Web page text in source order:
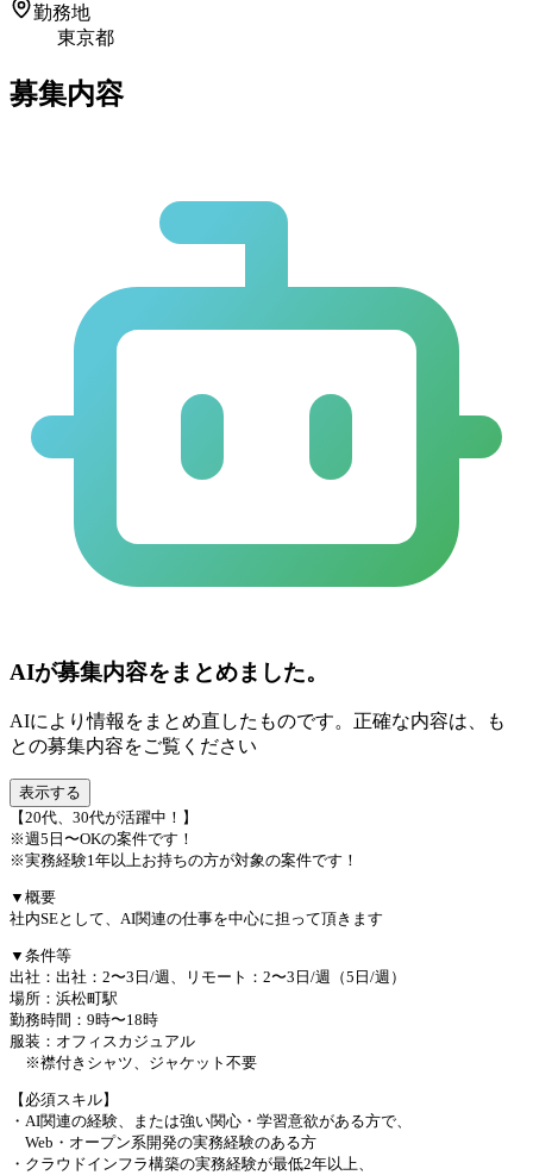
勤務地
東京都
募集内容
AIが募集内容をまとめました。
AIにより情報をまとめ直したものです。正確な内容は、も
との募集内容をご覧ください
表示する
【20代、30代が活躍中！】
※週5日〜OKの案件です！
※実務経験1年以上お持ちの方が対象の案件です！
▼概要
社内SEとして、AI関連の仕事を中心に担って頂きます
▼条件等
出社：出社：2〜3日/週、リモート：2〜3日/週（5日/週）
場所：浜松町駅
勤務時間：9時〜18時
服装：オフィスカジュアル
※襟付きシャツ、ジャケット不要
【必須スキル】
・AI関連の経験、または強い関心・学習意欲がある方で、
Web・オープン系開発の実務経験のある方
・クラウドインフラ構築の実務経験が最低2年以上、